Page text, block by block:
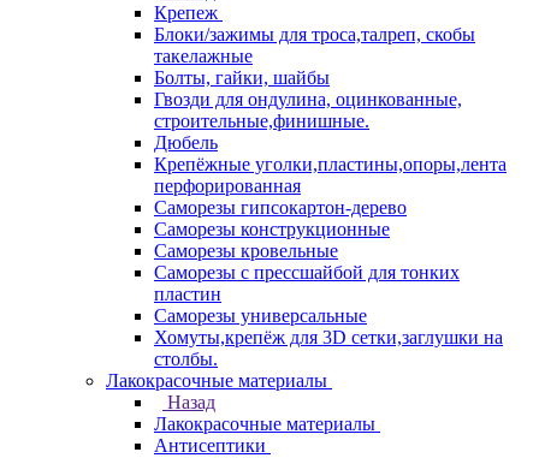
Крепеж
Блоки/зажимы для троса,талреп, скобы
такелажные
Болты, гайки, шайбы
Гвозди для ондулина, оцинкованные,
строительные,финишные.
Дюбель
Крепёжные уголки,пластины,опоры,лента
перфорированная
Саморезы гипсокартон-дерево
Саморезы конструкционные
Саморезы кровельные
Саморезы с прессшайбой для тонких
пластин
Саморезы универсальные
Хомуты,крепёж для 3D сетки,заглушки на
столбы.
Лакокрасочные материалы
Назад
Лакокрасочные материалы
Антисептики